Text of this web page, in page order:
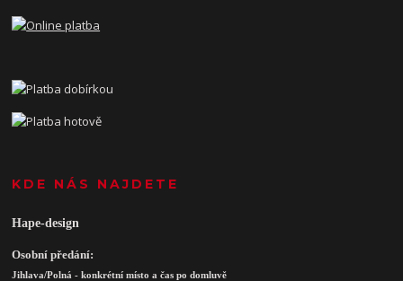
KDE NÁS NAJDETE
Hape-design
Osobní předání:
Jihlava/Polná - konkrétní místo a čas po domluvě